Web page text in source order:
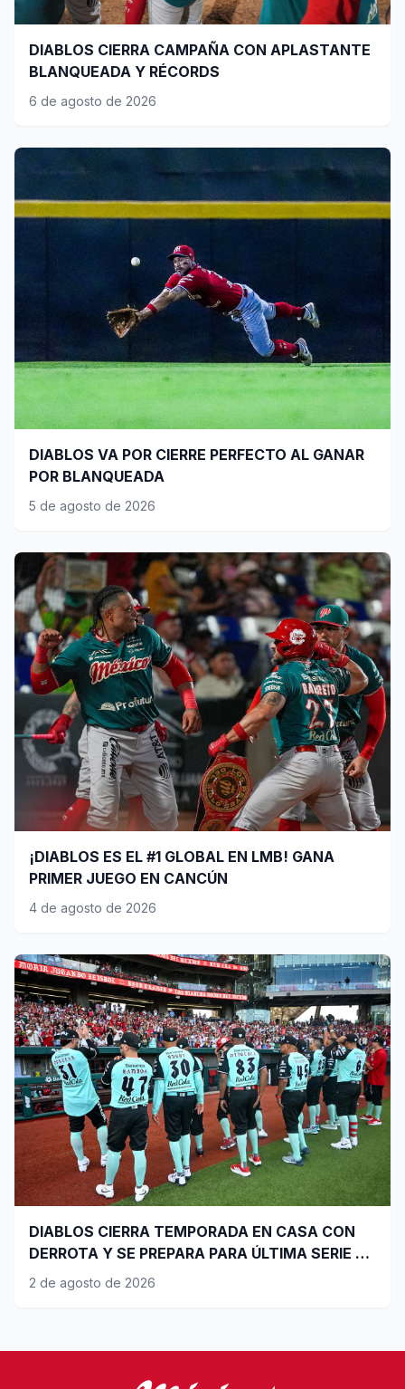
DIABLOS CIERRA CAMPAÑA CON APLASTANTE
BLANQUEADA Y RÉCORDS
6 de agosto de 2026
DIABLOS VA POR CIERRE PERFECTO AL GANAR
POR BLANQUEADA
5 de agosto de 2026
¡DIABLOS ES EL #1 GLOBAL EN LMB! GANA
PRIMER JUEGO EN CANCÚN
4 de agosto de 2026
DIABLOS CIERRA TEMPORADA EN CASA CON
DERROTA Y SE PREPARA PARA ÚLTIMA SERIE DE
PLAYOFFS
2 de agosto de 2026